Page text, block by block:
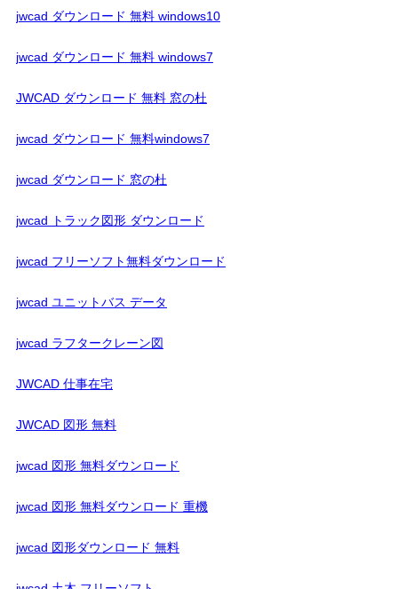
jwcad ダウンロード 無料 windows10
jwcad ダウンロード 無料 windows7
JWCAD ダウンロード 無料 窓の杜
jwcad ダウンロード 無料windows7
jwcad ダウンロード 窓の杜
jwcad トラック図形 ダウンロード
jwcad フリーソフト無料ダウンロード
jwcad ユニットバス データ
jwcad ラフタークレーン図
JWCAD 仕事在宅
JWCAD 図形 無料
jwcad 図形 無料ダウンロード
jwcad 図形 無料ダウンロード 重機
jwcad 図形ダウンロード 無料